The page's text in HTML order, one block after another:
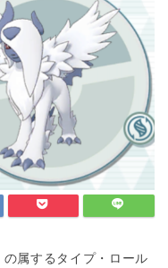
属するタイプ・ロール